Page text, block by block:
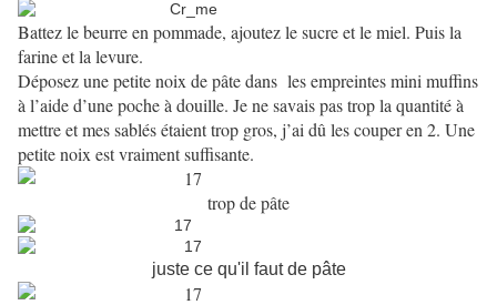
Battez le beurre en pommade, ajoutez le sucre et le miel. Puis la
farine et la levure.
Déposez une petite noix de pâte dans les empreintes mini muffins
à l’aide d’une poche à douille. Je ne savais pas trop la quantité à
mettre et mes sablés étaient trop gros, j’ai dû les couper en 2. Une
petite noix est vraiment suffisante.
trop de pâte
juste ce qu'il faut de pâte